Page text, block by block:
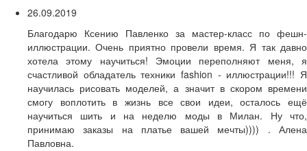
26.09.2019
Благодарю Ксению Павленко за мастер-класс по фешн-
иллюстрации. Очень приятно провели время. Я так давно
хотела этому научиться! Эмоции переполняют меня, я
счастливой обладатель техники fashion - иллюстрации!!! Я
научилась рисовать моделей, а значит в скором времени
смогу воплотить в жизнь все свои идеи, осталось ещё
научиться шить и на неделю моды в Милан. Ну что,
принимаю заказы на платье вашей мечты)))) . Алена
Павловна.